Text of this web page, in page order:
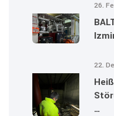
26.
22.
…